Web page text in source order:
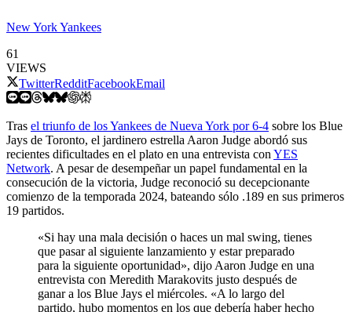
New York Yankees
61
VIEWS
TwitterRedditFacebookEmail
Tras el triunfo de los Yankees de Nueva York por 6-4 sobre los Blue
Jays de Toronto, el jardinero estrella Aaron Judge abordó sus
recientes dificultades en el plato en una entrevista con YES
Network. A pesar de desempeñar un papel fundamental en la
consecución de la victoria, Judge reconoció su decepcionante
comienzo de la temporada 2024, bateando sólo .189 en sus primeros
19 partidos.
«Si hay una mala decisión o haces un mal swing, tienes
que pasar al siguiente lanzamiento y estar preparado
para la siguiente oportunidad», dijo Aaron Judge en una
entrevista con Meredith Marakovits justo después de
ganar a los Blue Jays el miércoles. «A lo largo del
partido, hubo momentos en los que debería haber hecho